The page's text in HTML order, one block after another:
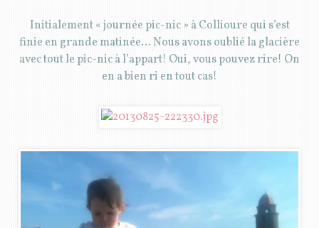
Initialement « journée pic-nic » à Collioure qui s’est
finie en grande matinée… Nous avons oublié la glacière
avec tout le pic-nic à l’appart! Oui, vous pouvez rire! On
en a bien ri en tout cas!